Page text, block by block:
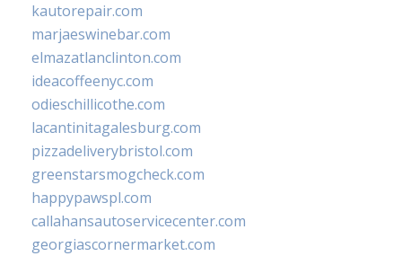
kautorepair.com
marjaeswinebar.com
elmazatlanclinton.com
ideacoffeenyc.com
odieschillicothe.com
lacantinitagalesburg.com
pizzadeliverybristol.com
greenstarsmogcheck.com
happypawspl.com
callahansautoservicecenter.com
georgiascornermarket.com